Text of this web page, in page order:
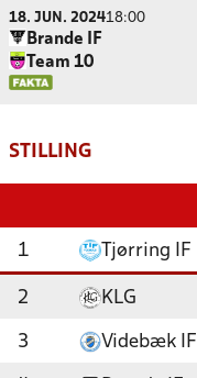
18. JUN. 202418:00
Brande IF
Team 10
STILLING
1 Tjørring IF
2 KLG
3 Videbæk IF